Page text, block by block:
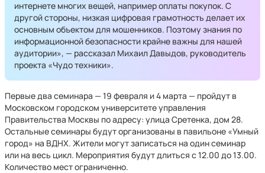
интернете многих вещей, например оплаты покупок. С
другой стороны, низкая цифровая грамотность делает их
основным объектом для мошенников. Поэтому знания по
информационной безопасности крайне важны для нашей
аудитории», — рассказал Михаил Давыдов, руководитель
проекта «Чудо техники».
Первые два семинара — 19 февраля и 4 марта — пройдут в
Московском городском университете управления
Правительства Москвы по адресу: улица Сретенка, дом 28.
Остальные семинары будут организованы в павильоне «Умный
город» на ВДНХ. Жители могут записаться на один семинар
или на весь цикл. Мероприятия будут длиться с 12.00 до 13.00.
Количество мест ограниченно.